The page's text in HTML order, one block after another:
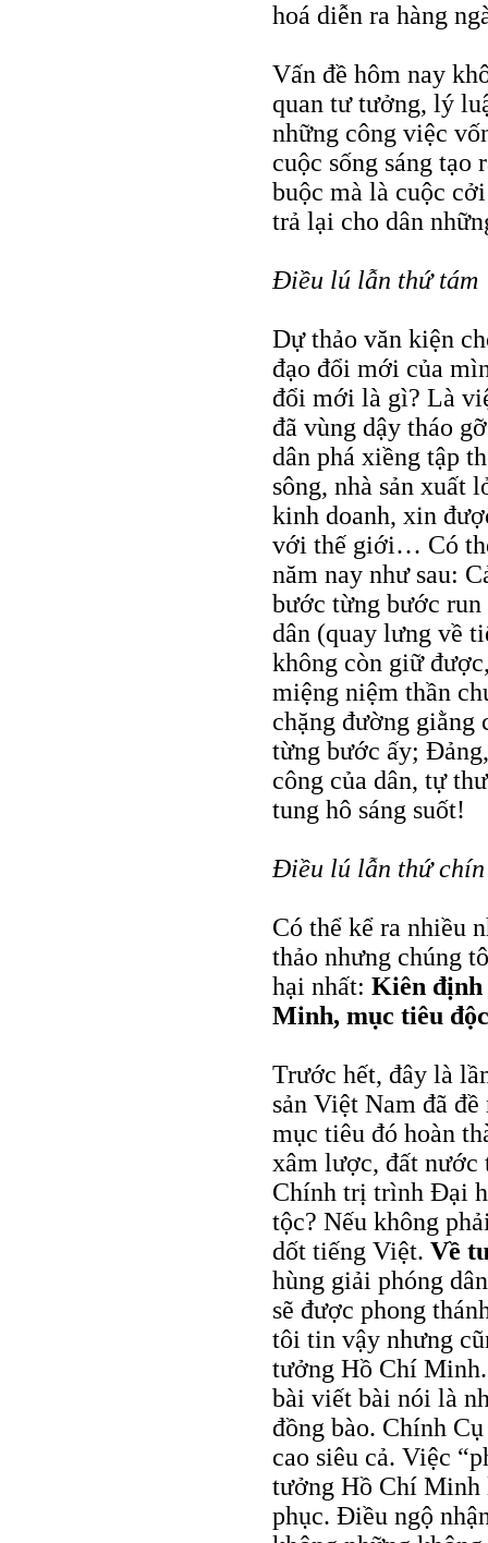
hoá diễn ra hàng
Vấn đề hôm nay
quan tư tưởng, lý
những công việc
cuộc sống sáng
buộc mà là cuộc
trả lại cho dân
Điều lú lẫn thứ tám
Dự thảo văn kiện
đạo đổi mới của
đổi mới là gì? Là
đã vùng dậy tháo
dân phá xiềng tập
sông, nhà sản xuất
kinh doanh, xin
với thế giới… Có
năm nay như sau:
bước từng bước
dân (quay lưng về
không còn giữ
miệng niệm thần
chặng đường
từng bước ấy;
công của dân, tự
tung hô sáng suốt!
Điều lú lẫn thứ chín
Có thể kể ra nhiều
thảo nhưng chúng
hại nhất: Kiên định
Minh, mục tiêu
Trước hết, đây là
sản Việt Nam đã
mục tiêu đó hoàn
xâm lược, đất nước
Chính trị trình Đại
tộc? Nếu không
dốt tiếng Việt. Về
hùng giải phóng
sẽ được phong
tôi tin vậy nhưng
tưởng Hồ Chí
bài viết bài nói là
đồng bào. Chính
cao siêu cả. Việc
tưởng Hồ Chí Minh
phục. Điều ngộ